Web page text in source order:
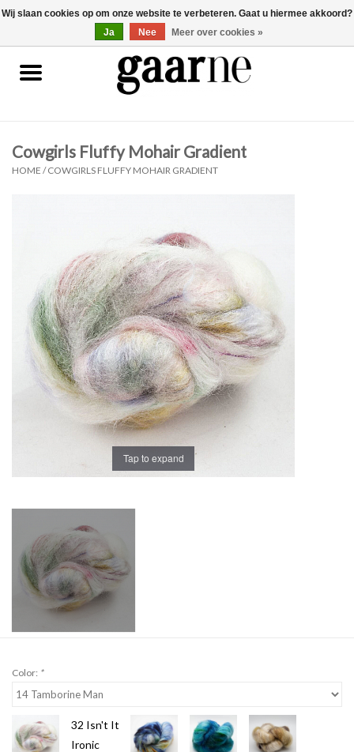
gaarne.be 0 Artikelen - €0,00
Patronen
Garen
Gaarne gemaakt
Cadeaubonnen
Pakketten
Workshops
Cowgirls Fluffy Mohair Gradient
HOME /COWGIRLS FLUFFY MOHAIR GRADIENT
Tap to expand
Color: *
32 Isn't It
Ironic
Wij slaan cookies op om onze website te verbeteren. Gaat u hiermee akkoord?
Ja
Nee Meer over cookies »